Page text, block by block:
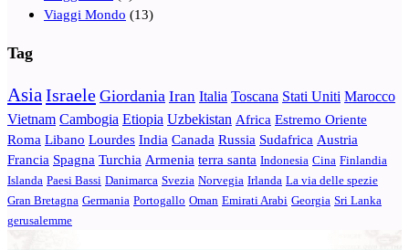
Viaggi Mondo (13)
Tag
Asia Israele Giordania Iran Italia Toscana Stati Uniti Marocco
Vietnam Cambogia Etiopia Uzbekistan Africa Estremo Oriente
Roma Libano Lourdes India Canada Russia Sudafrica Austria
Francia Spagna Turchia Armenia terra santa Indonesia Cina Finlandia
Islanda Paesi Bassi Danimarca Svezia Norvegia Irlanda La via delle spezie
Gran Bretagna Germania Portogallo Oman Emirati Arabi Georgia Sri Lanka
gerusalemme